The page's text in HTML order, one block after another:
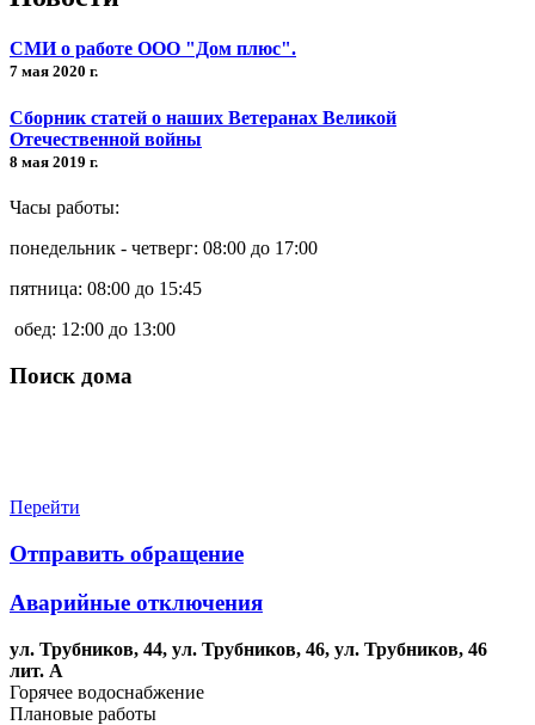
СМИ о работе ООО "Дом плюс".
7 мая 2020 г.
Сборник статей о наших Ветеранах Великой
Отечественной войны
8 мая 2019 г.
Часы работы:
понедельник - четверг: 08:00 до 17:00
пятница: 08:00 до 15:45
обед: 12:00 до 13:00
Поиск дома
Перейти
Отправить обращение
Аварийные отключения
ул. Трубников, 44, ул. Трубников, 46, ул. Трубников, 46
лит. А
Горячее водоснабжение
Плановые работы